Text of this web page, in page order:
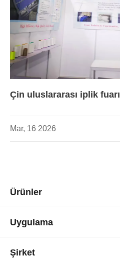
Çin uluslararası iplik fuarı
Mar, 16 2026
Ürünler
Uygulama
Şirket